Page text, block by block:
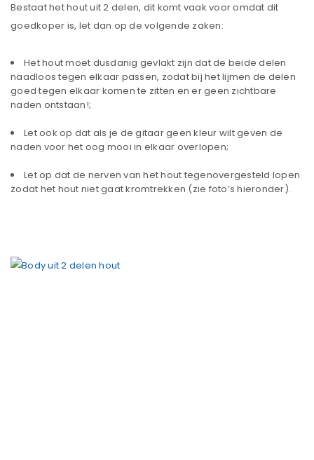
Bestaat het hout uit 2 delen, dit komt vaak voor omdat dit
goedkoper is, let dan op de volgende zaken:
Het hout moet dusdanig gevlakt zijn dat de beide delen
naadloos tegen elkaar passen, zodat bij het lijmen de delen
goed tegen elkaar komen te zitten en er geen zichtbare
naden ontstaan!;
Let ook op dat als je de gitaar geen kleur wilt geven de
naden voor het oog mooi in elkaar overlopen;
Let op dat de nerven van het hout tegenovergesteld lopen
zodat het hout niet gaat kromtrekken (zie foto’s hieronder).